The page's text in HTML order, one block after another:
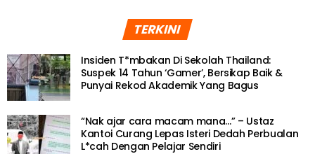
TERKINI
Insiden T*mbakan Di Sekolah Thailand:
Suspek 14 Tahun ‘Gamer’, Bersikap Baik &
Punyai Rekod Akademik Yang Bagus
“Nak ajar cara macam mana…” – Ustaz
Kantoi Curang Lepas Isteri Dedah Perbualan
L*cah Dengan Pelajar Sendiri